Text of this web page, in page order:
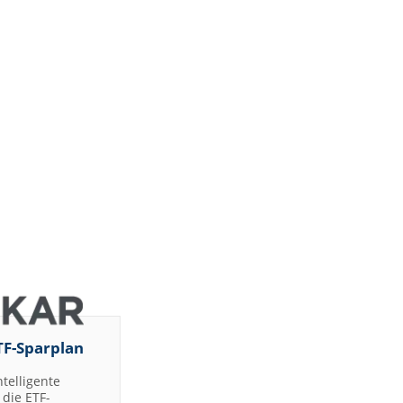
Sparplan
ETF-